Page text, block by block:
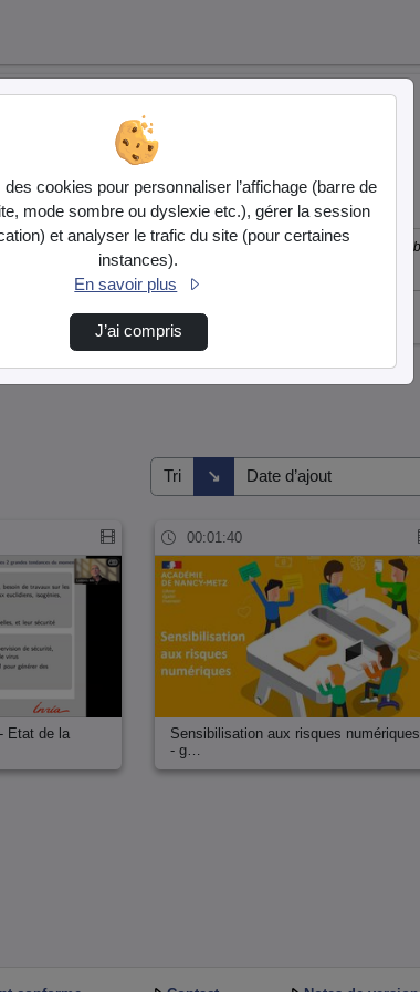
Tri ↘
Direction de tri
Etat de la
00:01:40
Sensibilisation aux risques numériques
- g…
des cookies pour personnaliser l’affichage (barre de
mode sombre ou dyslexie etc.), gérer la session
et analyser le trafic du site (pour certaines
instances).
En savoir plus
J’ai compris